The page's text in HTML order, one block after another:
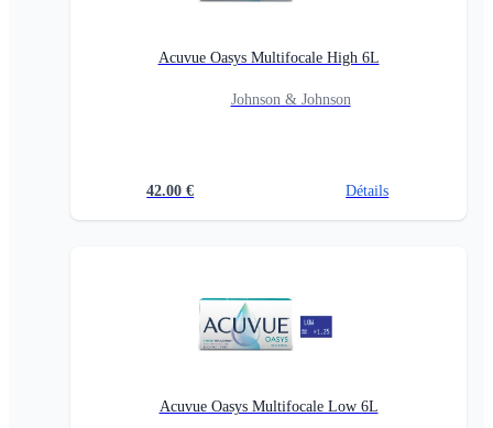
Acuvue Oasys Multifocale High 6L
Johnson & Johnson
42.00 € Détails
Acuvue Oasys Multifocale Low 6L